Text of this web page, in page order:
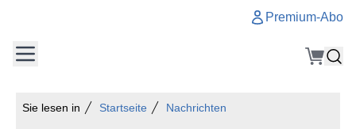
Premium-Abo
Sie lesen in Startseite Nachrichten